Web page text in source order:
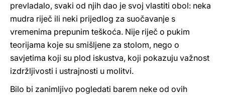
prevladalo, svaki od njih dao je svoj vlastiti obol: neka
mudra riječ ili neki prijedlog za suočavanje s
vremenima prepunim teškoća. Nije riječ o pukim
teorijama koje su smišljene za stolom, nego o
savjetima koji su plod iskustva, koji pokazuju važnost
izdržljivosti i ustrajnosti u molitvi.
Bilo bi zanimljivo pogledati barem neke od ovih